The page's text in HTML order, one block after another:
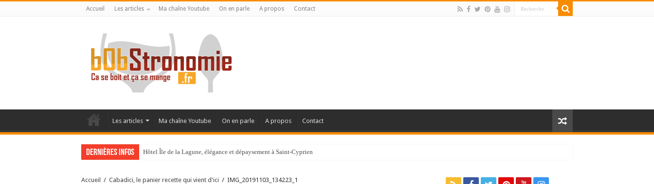
Accueil Les articles Ma chaîne Youtube On en parle A propos Contact
Les articles Ma chaîne Youtube On en parle A propos Contact
Dernières infos Hôtel Île de la Lagune, élégance et dépaysement à Saint-Cyprien
La Villa Duflot, pépite perpignanaise
Accueil / Cabadici, le panier recette qui vient d'ici / IMG_20191103_134223_1